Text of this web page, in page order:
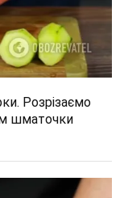
Розрізаємо
шматочки